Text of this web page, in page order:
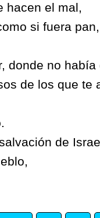
hacen el mal,
si fuera pan,
donde no había
de los que te
de